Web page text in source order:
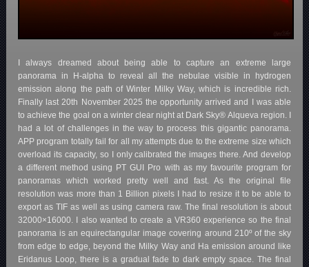
I always dreamed about being able to capture an extreme large
panorama in H-alpha to reveal all the nebulae visible in hydrogen
emission along the path of Winter Milky Way, which is incredible rich.
Finally last 20th November 2025 the opportunity arrived and I was able
to achieve the goal on a winter clear night at Dark Sky® Alqueva region. I
had a lot of challenges in the way to process this gigantic panorama.
APP program totally fail for all my attempts due to the extreme size which
overload its capacity, so I only calibrated the images there. And develop
a different method using PT GUI Pro with as my favourite program for
panoramas which worked pretty well and fast. As the original file
resolution was more than 1 Billion pixels I had to resize it to be able to
export as TIF as well as using camera raw. The final resolution is about
32000×16000. I also wanted to create a VR360 experience so the final
panorama is an equirectangular image covering around 210º of the sky
from edge to edge, beyond the Milky Way and Ha emission around like
Eridanus Loop, there is a gradual fade to dark empty space. The final